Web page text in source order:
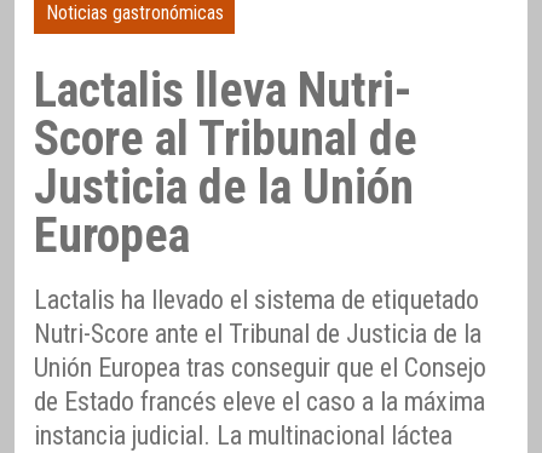
Noticias gastronómicas
Lactalis lleva Nutri-
Score al Tribunal de
Justicia de la Unión
Europea
Lactalis ha llevado el sistema de etiquetado
Nutri-Score ante el Tribunal de Justicia de la
Unión Europea tras conseguir que el Consejo
de Estado francés eleve el caso a la máxima
instancia judicial. La multinacional láctea